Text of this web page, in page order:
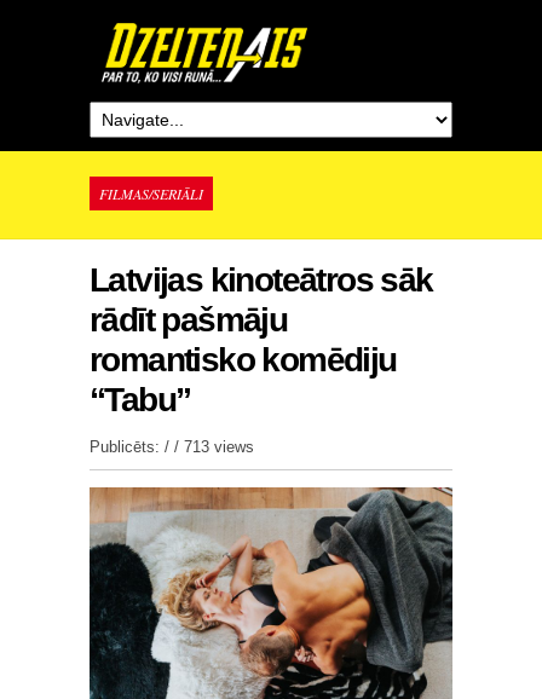
FILMAS/SERIĀLI
Latvijas kinoteātros sāk
rādīt pašmāju
romantisko komēdiju
“Tabu”
Publicēts: / / 713 views